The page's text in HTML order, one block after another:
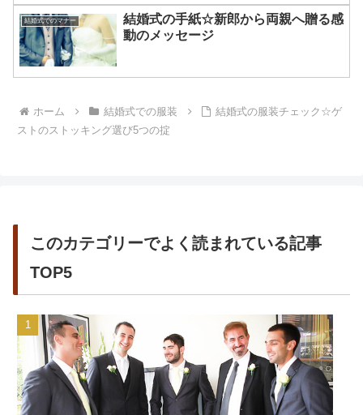
結婚式でのマナー
結婚式の手紙☆新郎から両親へ贈る感
動のメッセージ
ホーム 結婚式での服装
結婚式の服装チェック☆ゲ
ストのストッキング選び5つの掟
このカテゴリーでよく読まれている記事
TOP5